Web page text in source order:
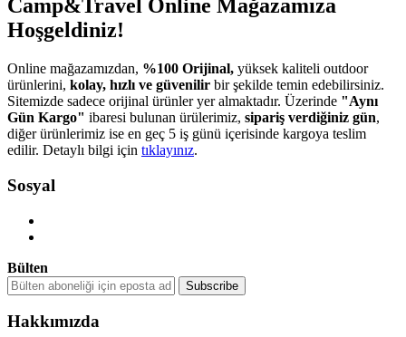
Camp&Travel Online Mağazamıza
Hoşgeldiniz!
Online mağazamızdan, %100 Orijinal, yüksek kaliteli outdoor
ürünlerini, kolay, hızlı ve güvenilir bir şekilde temin edebilirsiniz.
Sitemizde sadece orijinal ürünler yer almaktadır. Üzerinde "Aynı
Gün Kargo" ibaresi bulunan ürülerimiz, sipariş verdiğiniz gün,
diğer ürünlerimiz ise en geç 5 iş günü içerisinde kargoya teslim
edilir. Detaylı bilgi için tıklayınız.
Sosyal
Bülten
Hakkımızda